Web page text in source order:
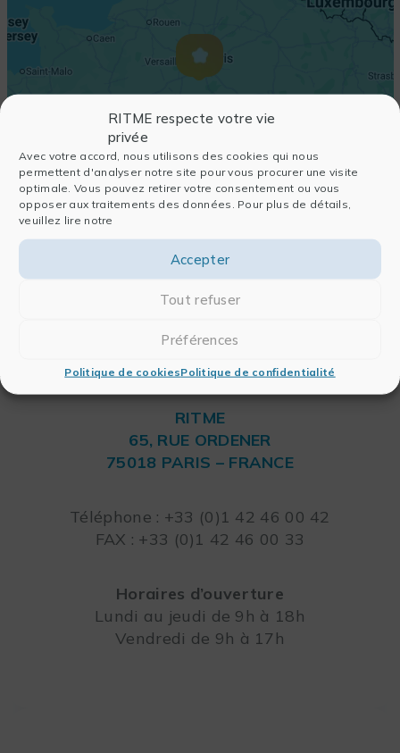
RITME respecte votre vie
privée
Avec votre accord, nous utilisons des cookies qui nous
permettent d'analyser notre site pour vous procurer une visite
optimale. Vous pouvez retirer votre consentement ou vous
opposer aux traitements des données. Pour plus de détails,
veuillez lire notre
Accepter
Tout refuser
Préférences
Politique de cookiesPolitique de confidentialité
RITME
65, RUE ORDENER
75018 PARIS – FRANCE
Téléphone : +33 (0)1 42 46 00 42
FAX : +33 (0)1 42 46 00 33
Horaires d’ouverture
Lundi au jeudi de 9h à 18h
Vendredi de 9h à 17h